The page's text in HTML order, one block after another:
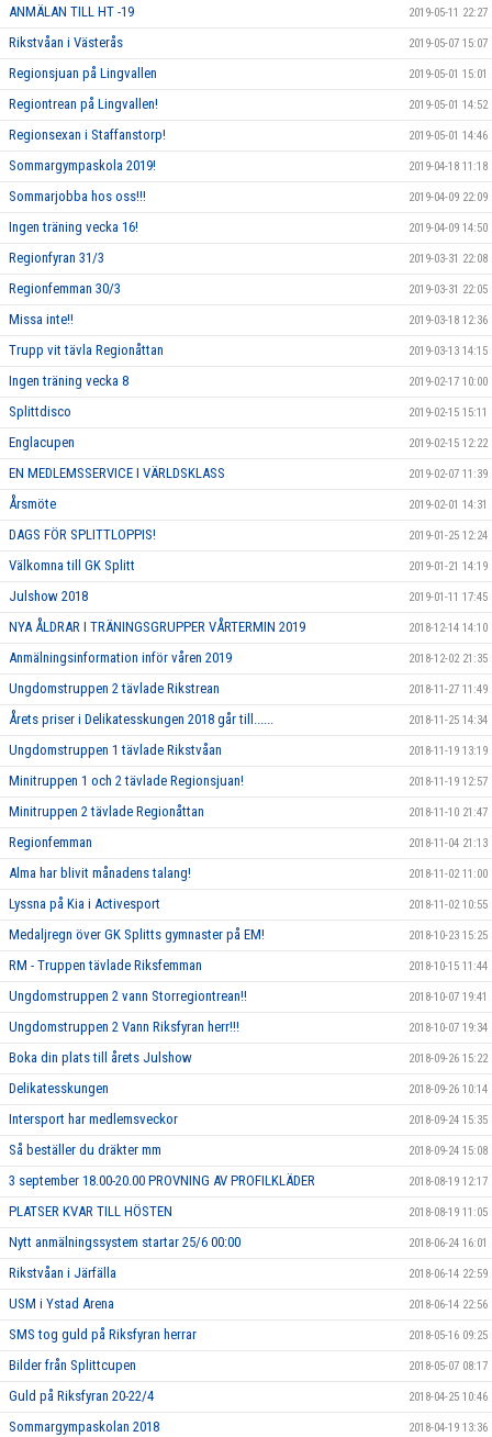
ANMÄLAN TILL HT -19 2019-05-11 22:27
Rikstvåan i Västerås 2019-05-07 15:07
Regionsjuan på Lingvallen 2019-05-01 15:01
Regiontrean på Lingvallen! 2019-05-01 14:52
Regionsexan i Staffanstorp! 2019-05-01 14:46
Sommargympaskola 2019! 2019-04-18 11:18
Sommarjobba hos oss!!! 2019-04-09 22:09
Ingen träning vecka 16! 2019-04-09 14:50
Regionfyran 31/3 2019-03-31 22:08
Regionfemman 30/3 2019-03-31 22:05
Missa inte!! 2019-03-18 12:36
Trupp vit tävla Regionåttan 2019-03-13 14:15
Ingen träning vecka 8 2019-02-17 10:00
Splittdisco 2019-02-15 15:11
Englacupen 2019-02-15 12:22
EN MEDLEMSSERVICE I VÄRLDSKLASS 2019-02-07 11:39
Årsmöte 2019-02-01 14:31
DAGS FÖR SPLITTLOPPIS! 2019-01-25 12:24
Välkomna till GK Splitt 2019-01-21 14:19
Julshow 2018 2019-01-11 17:45
NYA ÅLDRAR I TRÄNINGSGRUPPER VÅRTERMIN 2019 2018-12-14 14:10
Anmälningsinformation inför våren 2019 2018-12-02 21:35
Ungdomstruppen 2 tävlade Rikstrean 2018-11-27 11:49
Årets priser i Delikatesskungen 2018 går till...... 2018-11-25 14:34
Ungdomstruppen 1 tävlade Rikstvåan 2018-11-19 13:19
Minitruppen 1 och 2 tävlade Regionsjuan! 2018-11-19 12:57
Minitruppen 2 tävlade Regionåttan 2018-11-10 21:47
Regionfemman 2018-11-04 21:13
Alma har blivit månadens talang! 2018-11-02 11:00
Lyssna på Kia i Activesport 2018-11-02 10:55
Medaljregn över GK Splitts gymnaster på EM! 2018-10-23 15:25
RM - Truppen tävlade Riksfemman 2018-10-15 11:44
Ungdomstruppen 2 vann Storregiontrean!! 2018-10-07 19:41
Ungdomstruppen 2 Vann Riksfyran herr!!! 2018-10-07 19:34
Boka din plats till årets Julshow 2018-09-26 15:22
Delikatesskungen 2018-09-26 10:14
Intersport har medlemsveckor 2018-09-24 15:35
Så beställer du dräkter mm 2018-09-24 15:08
3 september 18.00-20.00 PROVNING AV PROFILKLÄDER 2018-08-19 12:17
PLATSER KVAR TILL HÖSTEN 2018-08-19 11:05
Nytt anmälningssystem startar 25/6 00:00 2018-06-24 16:01
Rikstvåan i Järfälla 2018-06-14 22:59
USM i Ystad Arena 2018-06-14 22:56
SMS tog guld på Riksfyran herrar 2018-05-16 09:25
Bilder från Splittcupen 2018-05-07 08:17
Guld på Riksfyran 20-22/4 2018-04-25 10:46
Sommargympaskolan 2018 2018-04-19 13:36